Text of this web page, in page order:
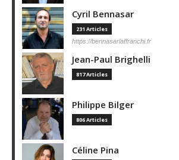
Cyril Bennasar
231 Articles
https://bennasarlaffranchi.fr
Jean-Paul Brighelli
817 Articles
Philippe Bilger
806 Articles
Céline Pina